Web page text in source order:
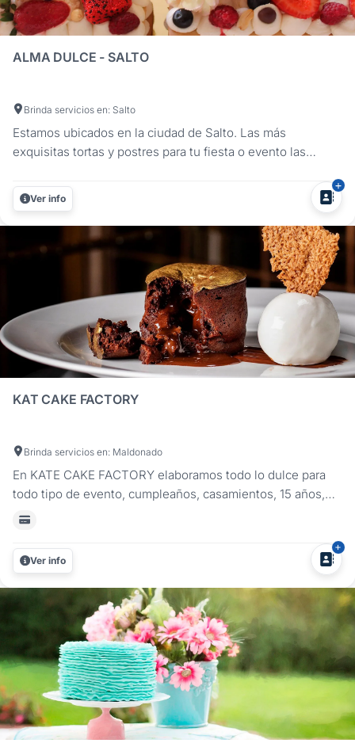
ALMA DULCE - SALTO
Brinda servicios en: Salto
Estamos ubicados en la ciudad de Salto. Las más
exquisitas tortas y postres para tu fiesta o evento las
postres, torta principal, torta de cumpleaños, mesa dulce
con cupcakes, cookies y más, tortas con números para
cumpleaños o...
Ver info
KAT CAKE FACTORY
Brinda servicios en: Maldonado
En KATE CAKE FACTORY elaboramos todo lo dulce para
todo tipo de evento, cumpleaños, casamientos, 15 años,
infantiles, despedidas, eventos empresariales, tardes de
ambientaciones de mesas dulces con una gran variedad de
postres para...
Ver info